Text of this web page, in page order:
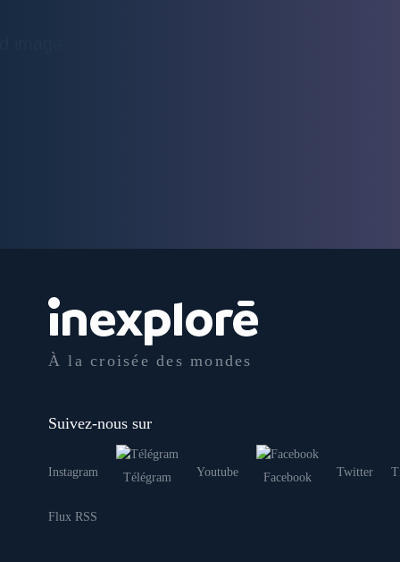
À la croisée des mondes
Suivez-nous sur
Instagram Télégram Youtube Facebook Twitter
Flux RSS